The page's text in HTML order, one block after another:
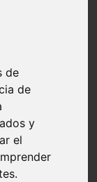
de
de
y
el